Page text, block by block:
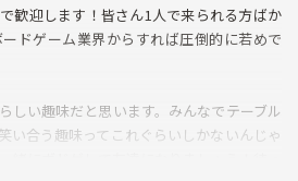
歓迎します！皆さん1人で来られる方ばか
ドゲーム業界からすれば圧倒的に若めで
しい趣味だと思います。みんなでテーブル
い合う趣味ってこれぐらいしかないんじゃ